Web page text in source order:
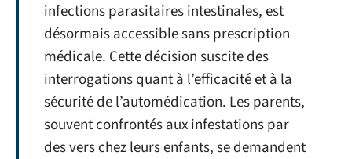
infections parasitaires intestinales, est
désormais accessible sans prescription
médicale. Cette décision suscite des
interrogations quant à l’efficacité et à la
sécurité de l’automédication. Les parents,
souvent confrontés aux infestations par
des vers chez leurs enfants, se demandent